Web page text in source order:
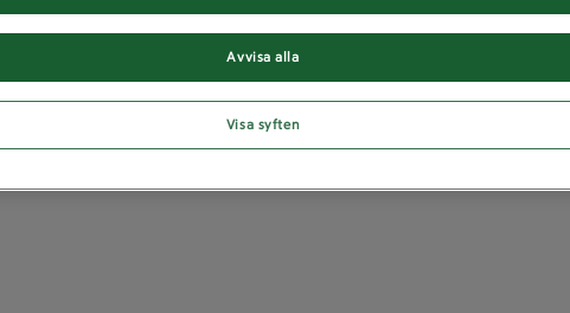
Avvisa alla
Visa syften